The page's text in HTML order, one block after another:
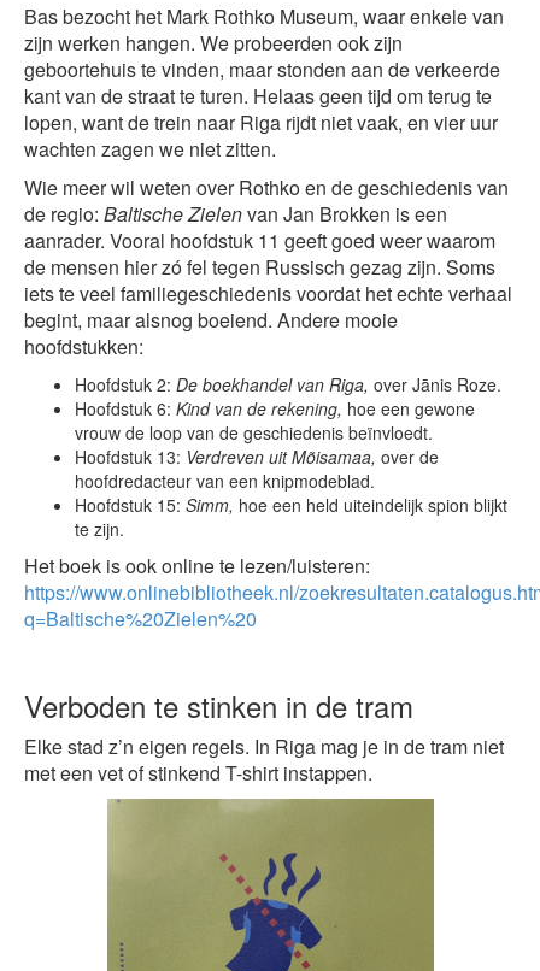
Bas bezocht het Mark Rothko Museum, waar enkele van
zijn werken hangen. We probeerden ook zijn
geboortehuis te vinden, maar stonden aan de verkeerde
kant van de straat te turen. Helaas geen tijd om terug te
lopen, want de trein naar Riga rijdt niet vaak, en vier uur
wachten zagen we niet zitten.
Wie meer wil weten over Rothko en de geschiedenis van
de regio: Baltische Zielenvan Jan Brokken is een
aanrader. Vooral hoofdstuk 11 geeft goed weer waarom
de mensen hier zó fel tegen Russisch gezag zijn. Soms
iets te veel familiegeschiedenis voordat het echte verhaal
begint, maar alsnog boeiend. Andere mooie
hoofdstukken:
Hoofdstuk 2: De boekhandel van Riga, over Jānis Roze.
Hoofdstuk 6: Kind van de rekening, hoe een gewone
vrouw de loop van de geschiedenis beïnvloedt.
Hoofdstuk 13: Verdreven uit Mõisamaa, over de
hoofdredacteur van een knipmodeblad.
Hoofdstuk 15: Simm, hoe een held uiteindelijk spion blijkt
te zijn.
Het boek is ook online te lezen/luisteren:
https://www.onlinebibliotheek.nl/
q=Baltische%20Zielen%20
Verboden te stinken in de tram
Elke stad z’n eigen regels. In Riga mag je in de tram niet
met een vet of stinkend T-shirt instappen.